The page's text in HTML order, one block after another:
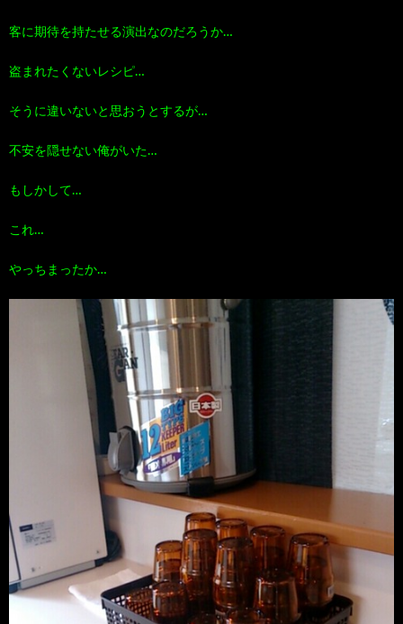
客に期待を持たせる演出なのだろうか…
盗まれたくないレシピ…
そうに違いないと思おうとするが…
不安を隠せない俺がいた…
もしかして…
これ…
やっちまったか…